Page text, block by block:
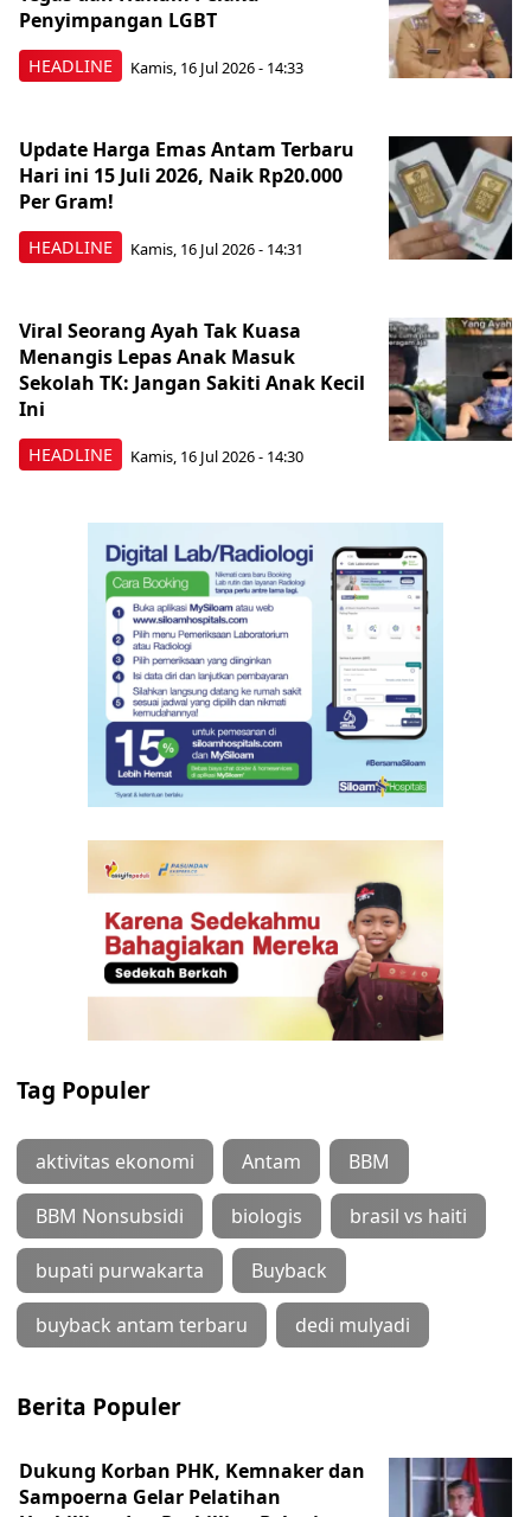
HEADLINE
Penyimpangan LGBT
Kamis, 16 Jul 2026 - 14:33
HEADLINE
Update Harga Emas Antam Terbaru
Hari ini 15 Juli 2026, Naik Rp20.000
Per Gram!
Kamis, 16 Jul 2026 - 14:31
HEADLINE
Viral Seorang Ayah Tak Kuasa
Menangis Lepas Anak Masuk
Sekolah TK: Jangan Sakiti Anak Kecil
Ini
Kamis, 16 Jul 2026 - 14:30
Tag Populer
aktivitas ekonomi Antam BBM
BBM Nonsubsidi biologis brasil vs haiti
bupati purwakarta Buyback
buyback antam terbaru dedi mulyadi
Berita Populer
Dukung Korban PHK, Kemnaker dan
Sampoerna Gelar Pelatihan